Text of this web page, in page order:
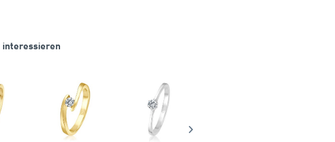
interessieren